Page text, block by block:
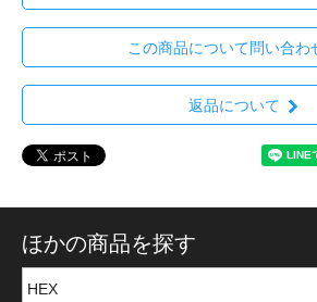
この商品について問い合わ
返品について
ほかの商品を探す